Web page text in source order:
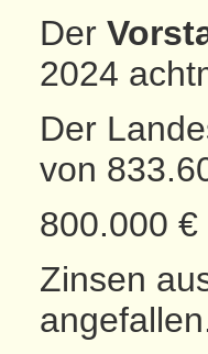
Der
2024
Der
von
800.000
Zinsen